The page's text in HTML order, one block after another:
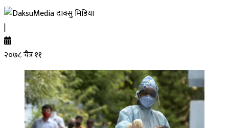
दाक्सु मिडिया
|
२०७८ चैत्र ११